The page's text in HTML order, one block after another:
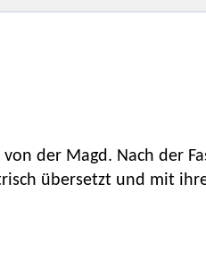
der Magd. Nach der
übersetzt und mit